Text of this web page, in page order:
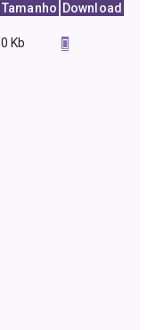
Tamanho Download
0 Kb